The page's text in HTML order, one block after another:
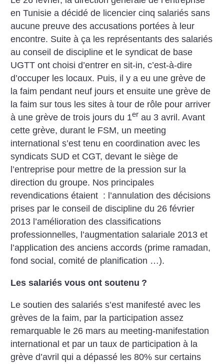
en Tunisie a décidé de licencier cinq salariés sans
aucune preuve des accusations portées à leur
encontre. Suite à ça les représentants des salariés
au conseil de discipline et le syndicat de base
UGTT ont choisi d’entrer en sit-in, c’est-à-dire
d’occuper les locaux. Puis, il y a eu une grève de
la faim pendant neuf jours et ensuite une grève de
la faim sur tous les sites à tour de rôle pour arriver
à une grève de trois jours du 1er au 3 avril. Avant
cette grève, durant le FSM, un meeting
international s’est tenu en coordination avec les
syndicats SUD et CGT, devant le siège de
l’entreprise pour mettre de la pression sur la
direction du groupe. Nos principales
revendications étaient : l’annulation des décisions
prises par le conseil de discipline du 26 février
2013 l’amélioration des classifications
professionnelles, l’augmentation salariale 2013 et
l’application des anciens accords (prime ramadan,
fond social, comité de planification …).
Les salariés vous ont soutenu ?
Le soutien des salariés s’est manifesté avec les
grèves de la faim, par la participation assez
remarquable le 26 mars au meeting-manifestation
international et par un taux de participation à la
grève d’avril qui a dépassé les 80% sur certains